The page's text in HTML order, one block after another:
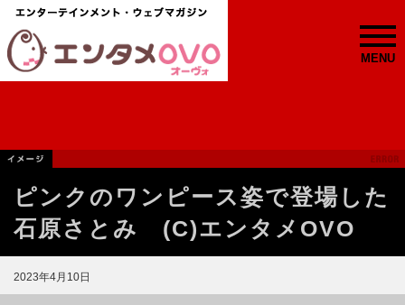
MENU
ピンクのワンピース姿で登場した
石原さとみ (C)エンタメOVO
2023年4月10日